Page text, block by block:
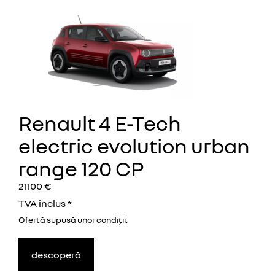
Renault 4 E-Tech
electric evolution urban
range 120 CP
21100 €
TVA inclus *
Ofertă supusă unorcondiţii.
descoperă